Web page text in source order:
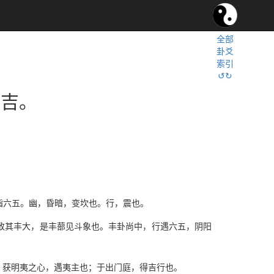
全部
卦爻
索引
↺↻
。
五。幽，昏暗，变坎也。行，震也。
丰大，是丰蔀见斗象也。丰卦尚中，行遇六五，阴阳
获明夷之心，遇夷主也；于出门庭，得吉行也。